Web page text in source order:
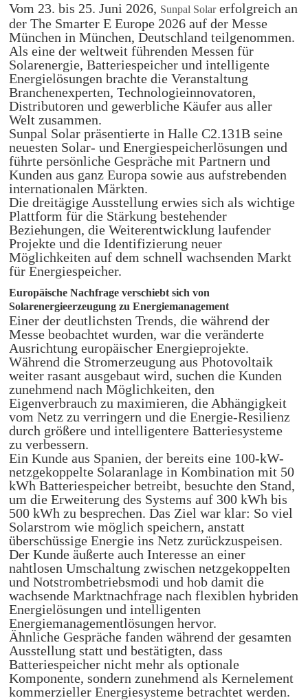
Vom 23. bis 25. Juni 2026, Sunpal Solarerfolgreich an
der The Smarter E Europe 2026 auf der Messe
München in München, Deutschland teilgenommen.
Als eine der weltweit führenden Messen für
Solarenergie, Batteriespeicher und intelligente
Energielösungen brachte die Veranstaltung
Branchenexperten, Technologieinnovatoren,
Distributoren und gewerbliche Käufer aus aller
Welt zusammen.
Sunpal Solar präsentierte in Halle C2.131B seine
neuesten Solar- und Energiespeicherlösungen und
führte persönliche Gespräche mit Partnern und
Kunden aus ganz Europa sowie aus aufstrebenden
internationalen Märkten.
Die dreitägige Ausstellung erwies sich als wichtige
Plattform für die Stärkung bestehender
Beziehungen, die Weiterentwicklung laufender
Projekte und die Identifizierung neuer
Möglichkeiten auf dem schnell wachsenden Markt
für Energiespeicher.
Europäische Nachfrage verschiebt sich von
Solarenergieerzeugung zu Energiemanagement
Einer der deutlichsten Trends, die während der
Messe beobachtet wurden, war die veränderte
Ausrichtung europäischer Energieprojekte.
Während die Stromerzeugung aus Photovoltaik
weiter rasant ausgebaut wird, suchen die Kunden
zunehmend nach Möglichkeiten, den
Eigenverbrauch zu maximieren, die Abhängigkeit
vom Netz zu verringern und die Energie-Resilienz
durch größere und intelligentere Batteriesysteme
zu verbessern.
Ein Kunde aus Spanien, der bereits eine 100-kW-
netzgekoppelte Solaranlage in Kombination mit 50
kWh Batteriespeicher betreibt, besuchte den Stand,
um die Erweiterung des Systems auf 300 kWh bis
500 kWh zu besprechen. Das Ziel war klar: So viel
Solarstrom wie möglich speichern, anstatt
überschüssige Energie ins Netz zurückzuspeisen.
Der Kunde äußerte auch Interesse an einer
nahtlosen Umschaltung zwischen netzgekoppelten
und Notstrombetriebsmodi und hob damit die
wachsende Marktnachfrage nach flexiblen hybriden
Energielösungen und intelligenten
Energiemanagementlösungen hervor.
Ähnliche Gespräche fanden während der gesamten
Ausstellung statt und bestätigten, dass
Batteriespeicher nicht mehr als optionale
Komponente, sondern zunehmend als Kernelement
kommerzieller Energiesysteme betrachtet werden.